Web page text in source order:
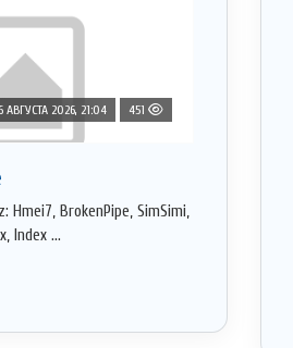
6 АВГУСТА 2026, 21:04 451
Hmei7, BrokenPipe, SimSimi,
Index ...